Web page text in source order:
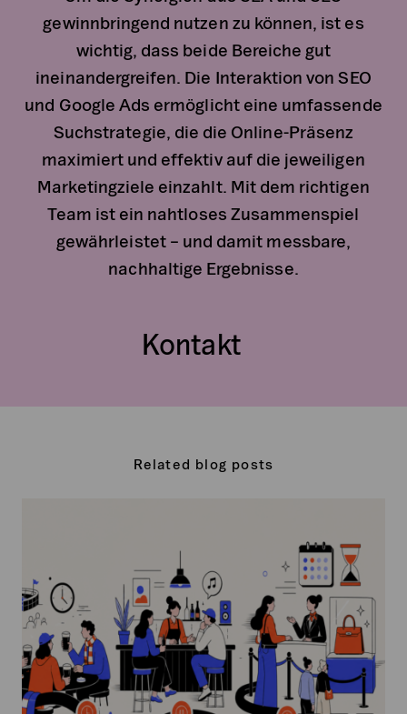
gewinnbringend nutzen zu können, ist es
wichtig, dass beide Bereiche gut
ineinandergreifen. Die Interaktion von SEO
und Google Ads ermöglicht eine umfassende
Suchstrategie, die die Online-Präsenz
maximiert und effektiv auf die jeweiligen
Marketingziele einzahlt. Mit dem richtigen
Team ist ein nahtloses Zusammenspiel
gewährleistet – und damit messbare,
nachhaltige Ergebnisse.
Kontakt
Related blog posts